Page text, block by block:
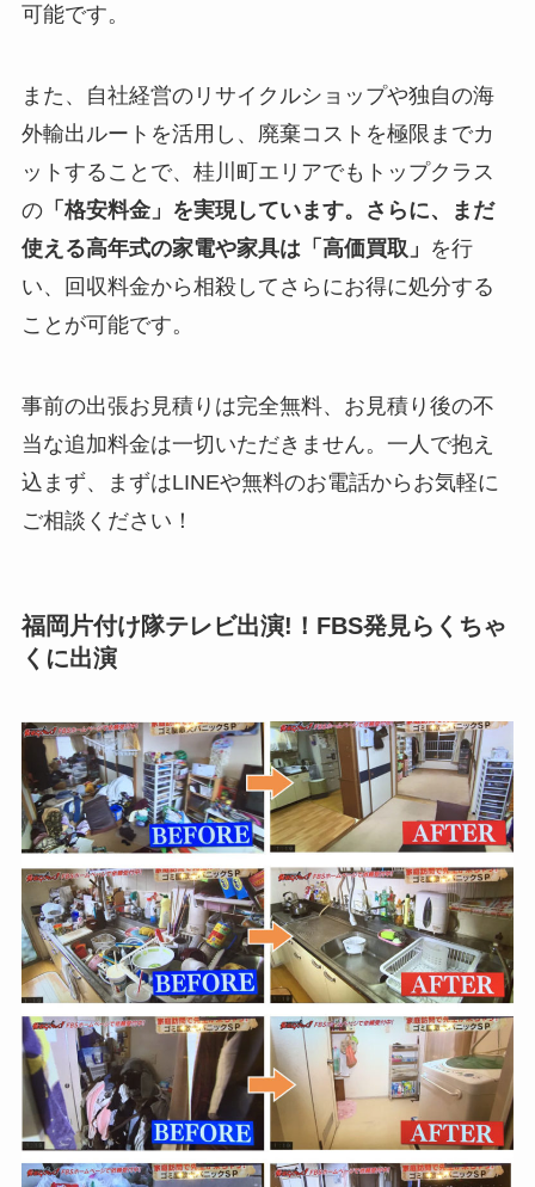
可能です。
また、自社経営のリサイクルショップや独自の海
外輸出ルートを活用し、廃棄コストを極限までカ
ットすることで、桂川町エリアでもトップクラス
の「格安料金」を実現しています。さらに、まだ
使える高年式の家電や家具は「高価買取」 を行
い、回収料金から相殺してさらにお得に処分する
ことが可能です。
事前の出張お見積りは完全無料、お見積り後の不
当な追加料金は一切いただきません。一人で抱え
込まず、まずはLINEや無料のお電話からお気軽に
ご相談ください！
福岡片付け隊テレビ出演!！FBS発見らくちゃ
くに出演